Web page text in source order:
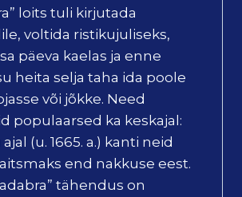
loits tuli kirjutada
voltida ristikujuliseks,
päeva kaelas ja enne
heita selja taha ida poole
või jõkke. Need
populaarsed ka keskajal:
(u. 1665. a.) kanti neid
end nakkuse eest.
tähendus on